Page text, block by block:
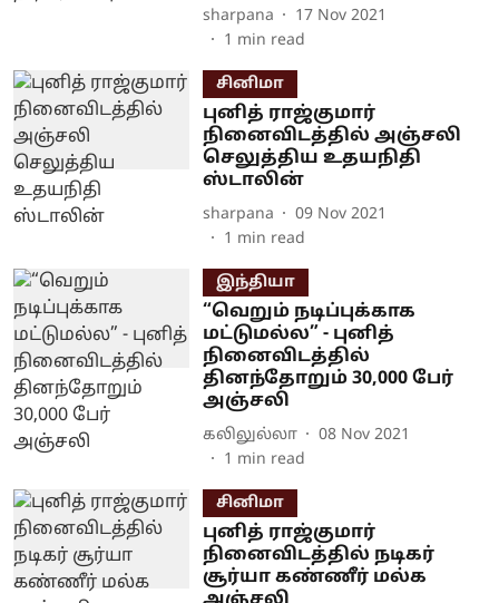
sharpana
17 Nov 2021
1 min read
சினிமா
புனித் ராஜ்குமார்
நினைவிடத்தில் அஞ்சலி
செலுத்திய உதயநிதி
ஸ்டாலின்
sharpana
09 Nov 2021
1 min read
இந்தியா
“வெறும் நடிப்புக்காக
மட்டுமல்ல” - புனித்
நினைவிடத்தில்
தினந்தோறும் 30,000 பேர்
அஞ்சலி
கலிலுல்லா
08 Nov 2021
1 min read
சினிமா
புனித் ராஜ்குமார்
நினைவிடத்தில் நடிகர்
சூர்யா கண்ணீர் மல்க